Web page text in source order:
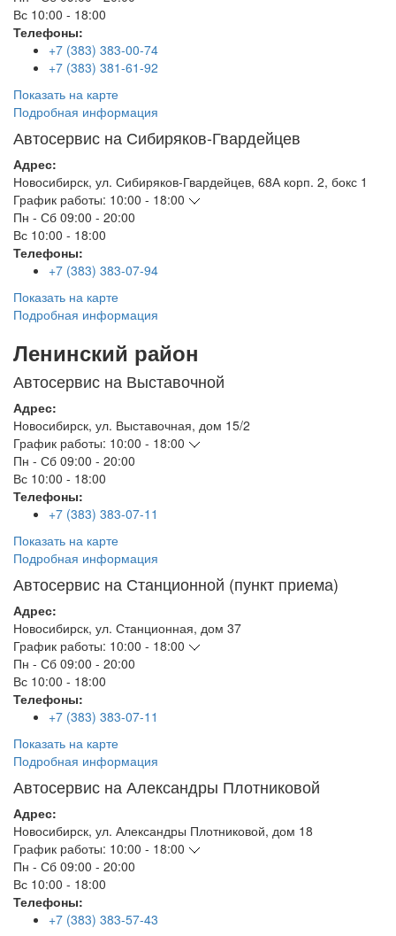
Вс 10:00 - 18:00
Телефоны:
+7 (383) 383-00-74
+7 (383) 381-61-92
Показать на карте
Подробная информация
Автосервис на Сибиряков-Гвардейцев
Адрес:
Новосибирск, ул. Сибиряков-Гвардейцев, 68А корп. 2, бокс 1
График работы: 10:00 - 18:00
Пн - Сб 09:00 - 20:00
Вс 10:00 - 18:00
Телефоны:
+7 (383) 383-07-94
Показать на карте
Подробная информация
Ленинский район
Автосервис на Выставочной
Адрес:
Новосибирск, ул. Выставочная, дом 15/2
График работы: 10:00 - 18:00
Пн - Сб 09:00 - 20:00
Вс 10:00 - 18:00
Телефоны:
+7 (383) 383-07-11
Показать на карте
Подробная информация
Автосервис на Станционной (пункт приема)
Адрес:
Новосибирск, ул. Станционная, дом 37
График работы: 10:00 - 18:00
Пн - Сб 09:00 - 20:00
Вс 10:00 - 18:00
Телефоны:
+7 (383) 383-07-11
Показать на карте
Подробная информация
Автосервис на Александры Плотниковой
Адрес:
Новосибирск, ул. Александры Плотниковой, дом 18
График работы: 10:00 - 18:00
Пн - Сб 09:00 - 20:00
Вс 10:00 - 18:00
Телефоны:
+7 (383) 383-57-43